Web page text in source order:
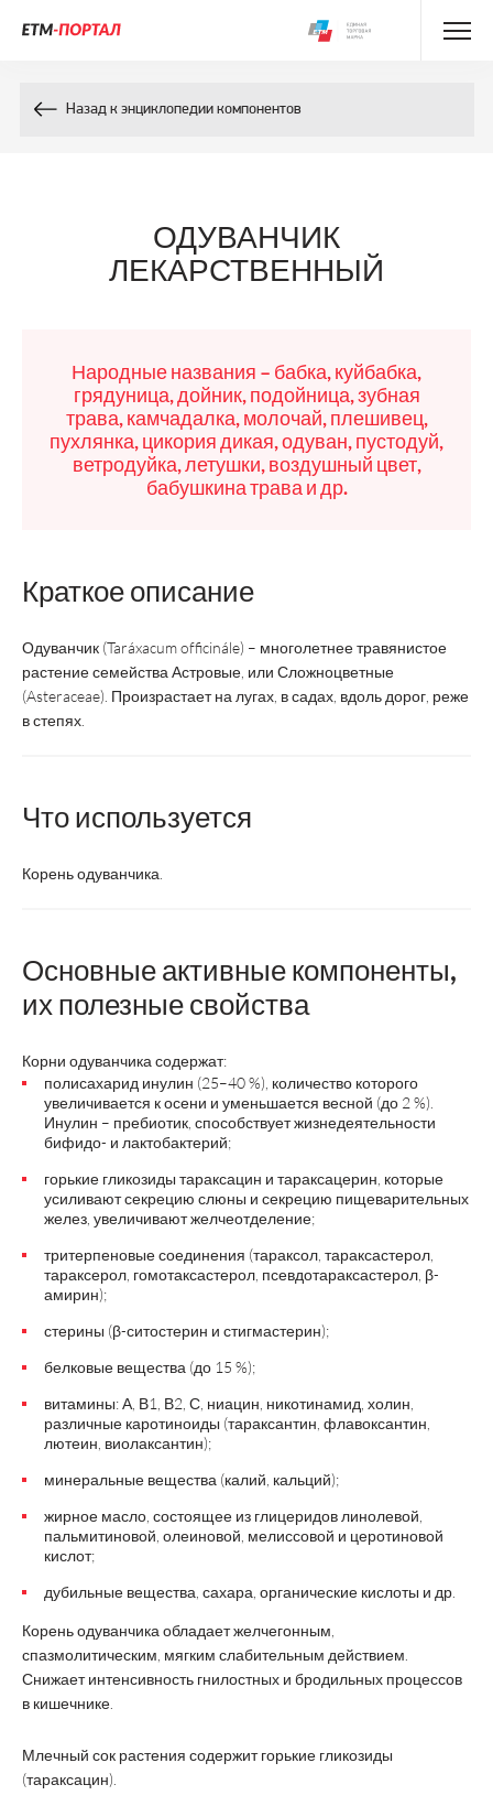
Назад к энциклопедии компонентов
ОДУВАНЧИК
ЛЕКАРСТВЕННЫЙ
Народные названия – бабка, куйбабка,
грядуница, дойник, подойница, зубная
трава, камчадалка, молочай, плешивец,
пухлянка, цикория дикая, одуван, пустодуй,
ветродуйка, летушки, воздушный цвет,
бабушкина трава и др.
Краткое описание
Одуванчик (Taráxacum officinále) – многолетнее травянистое
растение семейства Астровые, или Сложноцветные
(Asteraceae). Произрастает на лугах, в садах, вдоль дорог, реже
в степях.
Что используется
Корень одуванчика.
Основные активные компоненты,
их полезные свойства
Корни одуванчика содержат:
полисахарид инулин (25–40 %), количество которого
увеличивается к осени и уменьшается весной (до 2 %).
Инулин – пребиотик, способствует жизнедеятельности
бифидо- и лактобактерий;
горькие гликозиды тараксацин и тараксацерин, которые
усиливают секрецию слюны и секрецию пищеварительных
желез, увеличивают желчеотделение;
тритерпеновые соединения (тараксол, тараксастерол,
тараксерол, гомотаксастерол, псевдотараксастерол, β-
амирин);
стерины (β-ситостерин и стигмастерин);
белковые вещества (до 15 %);
витамины: А, В1, В2, С, ниацин, никотинамид, холин,
различные каротиноиды (тараксантин, флавоксантин,
лютеин, виолаксантин);
минеральные вещества (калий, кальций);
жирное масло, состоящее из глицеридов линолевой,
пальмитиновой, олеиновой, мелиссовой и церотиновой
кислот;
дубильные вещества, сахара, органические кислоты и др.
Корень одуванчика обладает желчегонным,
спазмолитическим, мягким слабительным действием.
Снижает интенсивность гнилостных и бродильных процессов
в кишечнике.
Млечный сок растения содержит горькие гликозиды
(тараксацин).